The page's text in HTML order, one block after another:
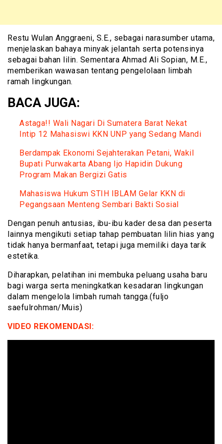
Restu Wulan Anggraeni, S.E., sebagai narasumber utama,
menjelaskan bahaya minyak jelantah serta potensinya
sebagai bahan lilin. Sementara Ahmad Ali Sopian, M.E.,
memberikan wawasan tentang pengelolaan limbah
ramah lingkungan.
BACA JUGA:
Astaga!! Wali Nagari Di Sumatera Barat Nekat
Intip 12 Mahasiswi KKN UNP yang Sedang Mandi
Berdampak Ekonomi Sejahterakan Petani, Wakil
Bupati Purwakarta Abang Ijo Hapidin Dukung
Program Makan Bergizi Gatis
Mahasiswa Hukum STIH IBLAM Gelar KKN di
Pegangsaan Menteng Sembari Bakti Sosial
Dengan penuh antusias, ibu-ibu kader desa dan peserta
lainnya mengikuti setiap tahap pembuatan lilin hias yang
tidak hanya bermanfaat, tetapi juga memiliki daya tarik
estetika.
Diharapkan, pelatihan ini membuka peluang usaha baru
bagi warga serta meningkatkan kesadaran lingkungan
dalam mengelola limbah rumah tangga.(fuljo
saefulrohman/Muis)
VIDEO REKOMENDASI: